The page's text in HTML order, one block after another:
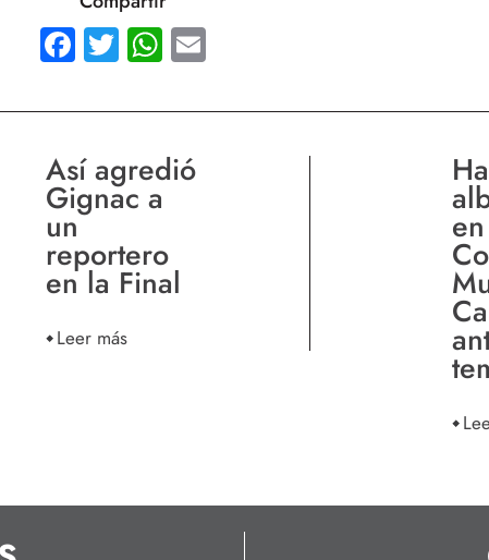
Facebook
TwitterWhatsApp
Así agredió
Gignac a
un
reportero
en la Final
Leer más